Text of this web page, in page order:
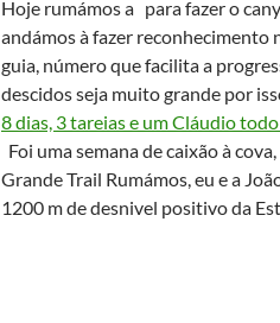
Hoje rumámos a para fazer o
andámos à fazer reconhecimento
guia, número que facilita a
descidos seja muito grande por
8 dias, 3 tareias e um Cláudio
Foi uma semana de caixão à
Grande Trail Rumámos, eu e a
1200 m de desnivel positivo da